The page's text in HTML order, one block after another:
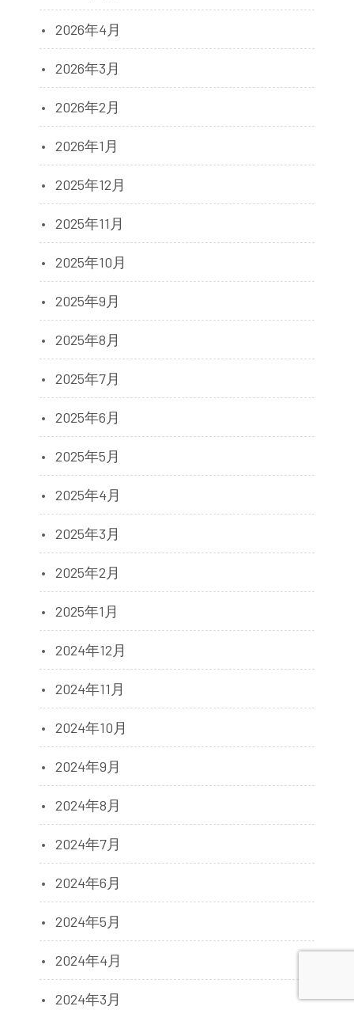
2026年4月
2026年3月
2026年2月
2026年1月
2025年12月
2025年11月
2025年10月
2025年9月
2025年8月
2025年7月
2025年6月
2025年5月
2025年4月
2025年3月
2025年2月
2025年1月
2024年12月
2024年11月
2024年10月
2024年9月
2024年8月
2024年7月
2024年6月
2024年5月
2024年4月
2024年3月